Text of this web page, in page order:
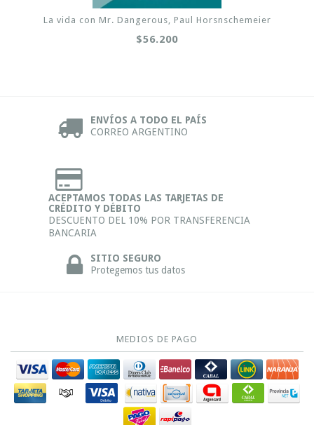
La vida con Mr. Dangerous, Paul Horsnschemeier
$56.200
ENVÍOS A TODO EL PAÍS
CORREO ARGENTINO
ACEPTAMOS TODAS LAS TARJETAS DE
CRÉDITO Y DÉBITO
DESCUENTO DEL 10% POR TRANSFERENCIA
BANCARIA
SITIO SEGURO
Protegemos tus datos
MEDIOS DE PAGO